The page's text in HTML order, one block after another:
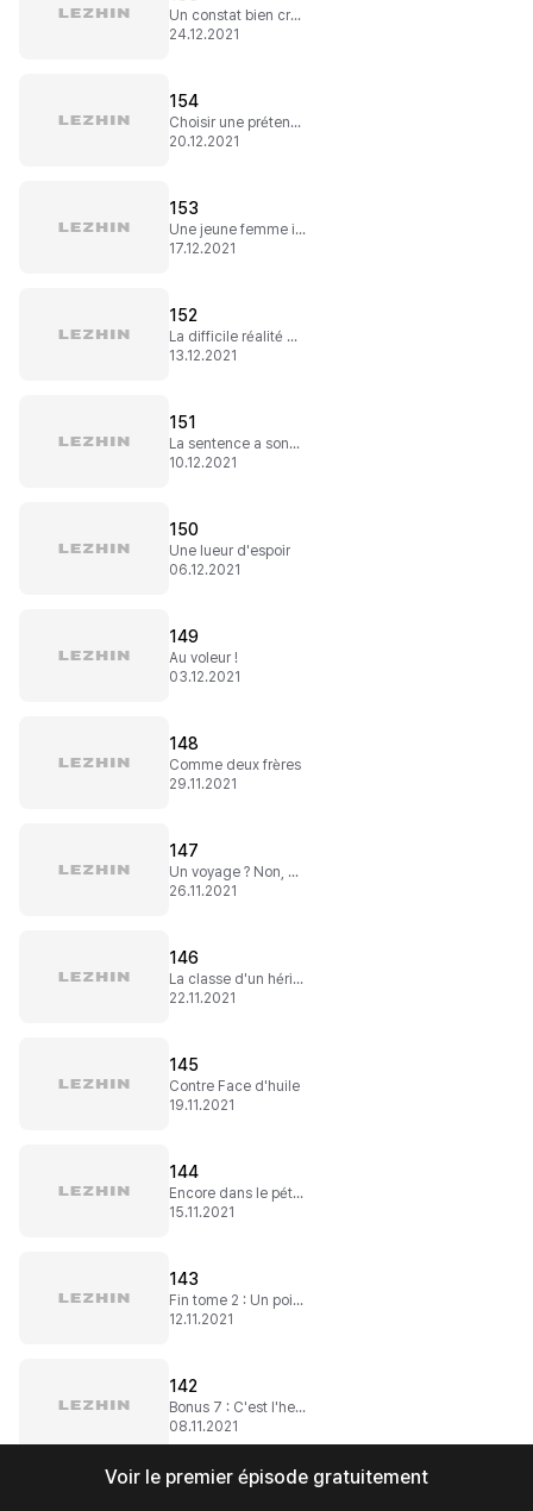
Un constat bien cruel
24.12.2021
154
Choisir une prétendante
20.12.2021
153
Une jeune femme inoubliable
17.12.2021
152
La difficile réalité du monde
13.12.2021
151
La sentence a sonné !
10.12.2021
150
Une lueur d'espoir
06.12.2021
149
Au voleur !
03.12.2021
148
Comme deux frères
29.11.2021
147
Un voyage ? Non, une tournée de combats !
26.11.2021
146
La classe d'un héritier VS un piètre fils de baron
22.11.2021
145
Contre Face d'huile
19.11.2021
144
Encore dans le pétrin
15.11.2021
143
Fin tome 2 : Un point pour la cadette de Northian
12.11.2021
142
Bonus 7 : C'est l'heure du duel !
08.11.2021
Voir le premier épisode gratuitement